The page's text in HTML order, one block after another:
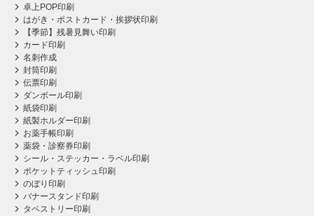
卓上POP印刷
はがき・ポストカード・挨拶状印刷
【季節】残暑見舞い印刷
カード印刷
名刺作成
封筒印刷
伝票印刷
ダンボール印刷
紙袋印刷
紙製ホルダー印刷
お薬手帳印刷
薬袋・診察券印刷
シール・ステッカー・ラベル印刷
ポケットティッシュ印刷
のぼり印刷
バナースタンド印刷
タペストリー印刷